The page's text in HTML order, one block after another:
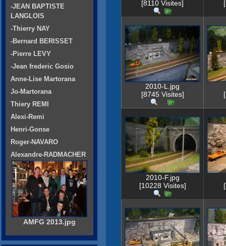
[8110 Visites]
2010-L.jpg
[8745 Visites]
2010-F.jpg
[10228 Visites]
-JEAN BAPTISTE
LANGLOIS
-Thierry NAY
-Bernard BERISSET
-Pierre LEVY
-Jean frederic Gosio
Anne-Lise Martorana
Jo-Martorana
Thiery REMI
Alexi-Remi
Henri-Gonse
Roger-NAVARO
Alexandre-RADMACHER
AMFG 2013.jpg